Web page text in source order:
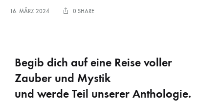
16. MÄRZ 2024 0 SHARE
Begib dich auf eine Reise voller
Zauber und Mystik
und werde Teil unserer Anthologie.